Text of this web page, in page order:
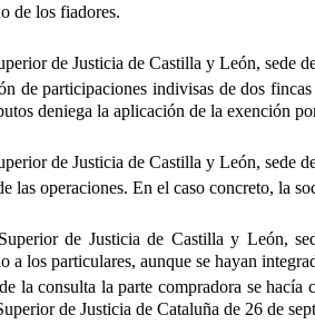
de los fiadores.
de Justicia de Castilla y León, sede
de participaciones indivisas de dos
deniega la aplicación de la exención
de Justicia de Castilla y León, sede
las operaciones. En el caso concreto, la
de Justicia de Castilla y León,
a los particulares, aunque se hayan
la consulta la parte compradora se
de Justicia de Cataluña de 26 de